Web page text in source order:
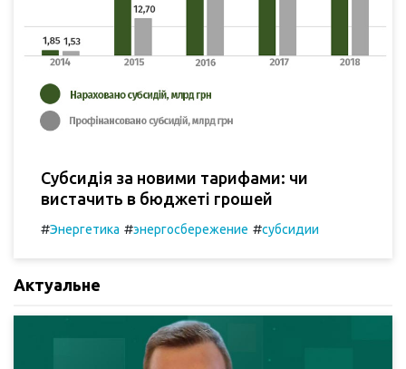
Субсидія за новими тарифами: чи
вистачить в бюджеті грошей
#Энергетика #энергосбережение #субсидии
Актуальне